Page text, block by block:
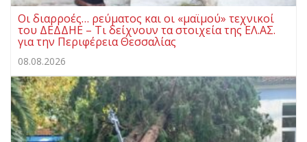
Οι διαρροές… ρεύματος και οι «μαϊμού» τεχνικοί
του ΔΕΔΔΗΕ – Τι δείχνουν τα στοιχεία της ΕΛ.ΑΣ.
για την Περιφέρεια Θεσσαλίας
08.08.2026